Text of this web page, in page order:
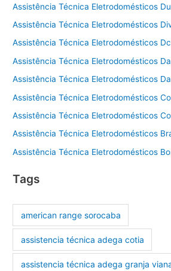
Assistência Técnica Eletrodomésticos
Assistência Técnica Eletrodomésticos
Assistência Técnica Eletrodomésticos
Assistência Técnica Eletrodomésticos
Assistência Técnica Eletrodomésticos
Assistência Técnica Eletrodomésticos
Assistência Técnica Eletrodomésticos
Assistência Técnica Eletrodomésticos
Assistência Técnica Eletrodomésticos
Tags
american range sorocaba
assistencia técnica adega cotia
assistencia técnica adega granja